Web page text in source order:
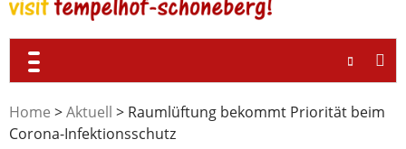
Home >Aktuell > Raumlüftung bekommt Priorität beim
Corona-Infektionsschutz